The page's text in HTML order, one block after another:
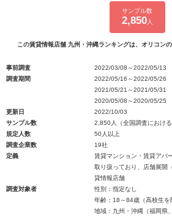
サンプル数
2,850人
この賃貸情報店舗 九州・沖縄ランキングは、オリコン
事前調査
2022/03/08～2022/05/13
調査期間
2022/05/16～2022/05/26
2021/05/21～2021/05/31
2020/05/08～2020/05/25
更新日
2022/10/03
サンプル数
2,850人（全国調査におけ
規定人数
50人以上
調査企業数
19社
定義
賃貸マンション・賃貸アパ
取り扱っており、店舗展開
貸情報店舗
調査対象者
性別：指定なし
年齢：18～84歳（高校生
地域：九州・沖縄（福岡県